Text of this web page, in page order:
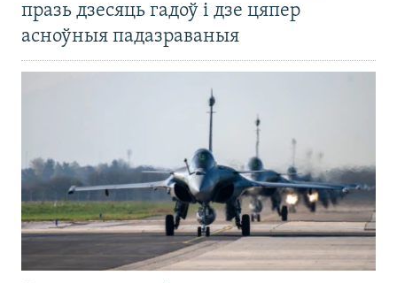
празь дзесяць гадоў і дзе цяпер
асноўныя падазраваныя